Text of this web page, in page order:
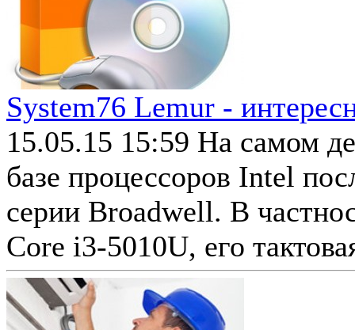
System76 Lemur -
15.05.15 15:59 На самом
базе процессоров Intel
серии Broadwell. В
Core i3-5010U, его